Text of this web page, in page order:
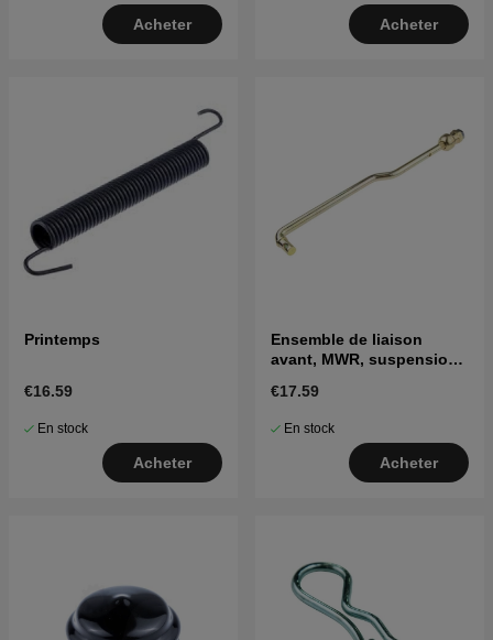
Acheter Acheter
Printemps
€16.59
En stock
Acheter
Ensemble de liaison
avant, MWR, suspension
€17.59
En stock
Acheter